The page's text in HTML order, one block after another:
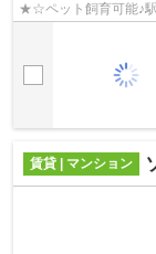
★☆ペット飼育可能♪
賃貸 | マンション